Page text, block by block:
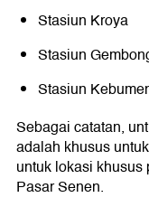
Stasiun Kroya
Stasiun
Stasiun
Sebagai catatan,
adalah khusus
untuk lokasi
Pasar Senen.